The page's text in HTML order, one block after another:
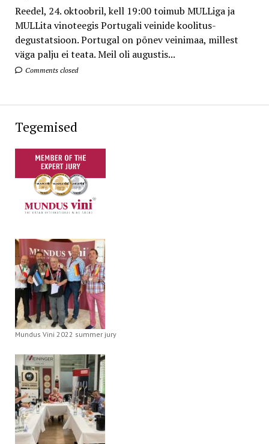
Reedel, 24. oktoobril, kell 19:00 toimub MULLiga ja
MULLita vinoteegis Portugali veinide koolitus-
degustatsioon. Portugal on põnev veinimaa, millest
väga palju ei teata. Meil oli augustis...
Comments closed
Tegemised
Mundus Vini 2022 summer jury